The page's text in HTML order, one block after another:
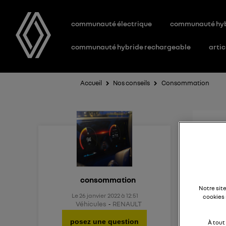
communauté électrique communauté
communauté hybride rechargeable
Accueil Nos conseils Consommation
consommation
Le 26 janvier 2022à 12:51
Véhicules RENAULT
posez une question
Notre
cookies
À tout